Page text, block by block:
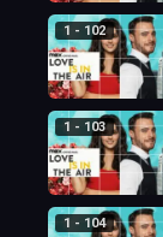
1 - 102
1 - 103
1 - 104